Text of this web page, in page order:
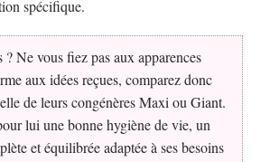
spécifique.
Ne vous fiez pas aux apparences
aux idées reçues, comparez donc
de leurs congénères Maxi ou Giant.
lui une bonne hygiène de vie, un
et équilibrée adaptée à ses besoins